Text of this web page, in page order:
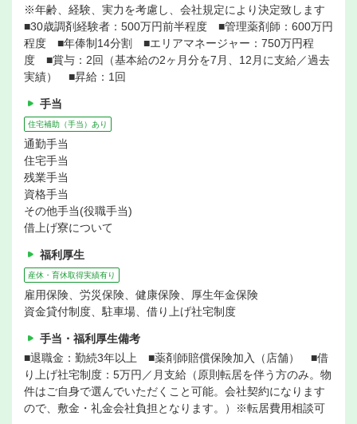
※年齢、経験、実力を考慮し、会社規定により決定致します
■30歳調剤経験者：500万円前半程度 ■管理薬剤師：600万円
程度 ■年俸制14分割 ■エリアマネージャー：750万円程
度 ■賞与：2回（基本給の2ヶ月分を7月、12月に支給／過去
実績） ■昇給：1回
手当
住宅補助（手当）あり
通勤手当
住宅手当
残業手当
資格手当
その他手当(役職手当)
借上げ寮について
福利厚生
産休・育休取得実績有り
雇用保険、労災保険、健康保険、厚生年金保険
資金貸付制度、駐車場、借り上げ社宅制度
手当・福利厚生備考
■退職金：勤続3年以上 ■薬剤師賠償保険加入（店舗） ■借
り上げ社宅制度：5万円／月支給（原則転居を伴う方のみ。物
件はご自身で選んでいただくこと可能。会社契約になります
ので、敷金・礼金会社負担となります。）※転居費用相談可